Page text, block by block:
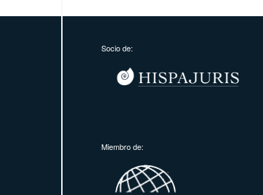
Socio de:
Miembro de: